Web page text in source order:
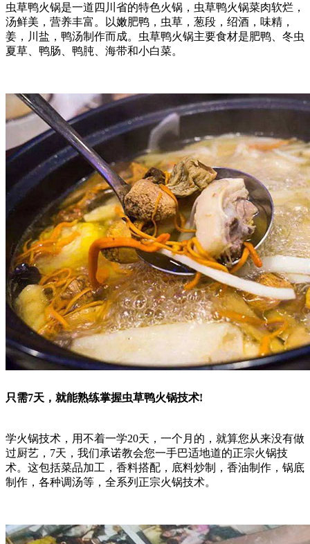
虫草鸭火锅是一道四川省的特色火锅，虫草鸭火锅菜肉软烂，
汤鲜美，营养丰富。以嫩肥鸭，虫草，葱段，绍酒，味精，
姜，川盐，鸭汤制作而成。虫草鸭火锅主要食材是肥鸭、冬虫
夏草、鸭肠、鸭肫、海带和小白菜。
只需7天，就能熟练掌握虫草鸭火锅技术!
学火锅技术，用不着一学20天，一个月的，就算您从来没有做
过厨艺，7天，我们承诺教会您一手巴适地道的正宗火锅技
术。这包括菜品加工，香料搭配，底料炒制，香油制作，锅底
制作，各种调汤等，全系列正宗火锅技术。